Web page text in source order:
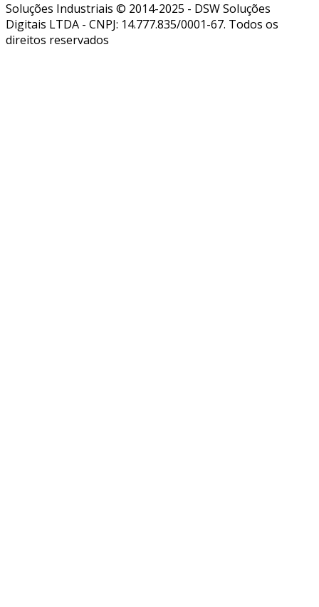
Soluções Industriais © 2014-2025 - DSW Soluções
Digitais LTDA - CNPJ: 14.777.835/0001-67. Todos os
direitos reservados